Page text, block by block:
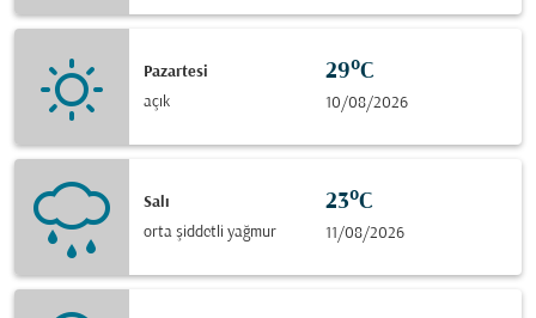
Pazartesi
açık
29°C
10/08/2026
Salı
orta şiddetli yağmur
23°C
11/08/2026